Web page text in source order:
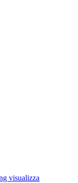
visualizza